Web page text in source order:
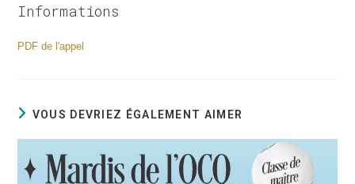
Informations
PDF de l'appel
VOUS DEVRIEZ ÉGALEMENT AIMER